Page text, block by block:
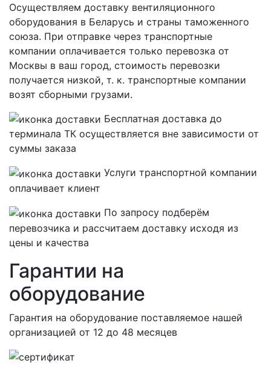
Осуществляем доставку вентиляционного
оборудования в Беларусь и страны таможенного
союза. При отправке через транспортные
компании оплачивается только перевозка от
Москвы в ваш город, стоимость перевозки
получается низкой, т. к. транспортные компании
возят сборными грузами.
Бесплатная доставка до
терминала ТК осуществляется вне зависимости от
суммы заказа
Услуги транспортной компании
оплачивает клиент
По запросу подберём
перевозчика и рассчитаем доставку исходя из
цены и качества
Гарантии на
оборудование
Гарантия на оборудование поставляемое нашей
организацией от 12 до 48 месяцев